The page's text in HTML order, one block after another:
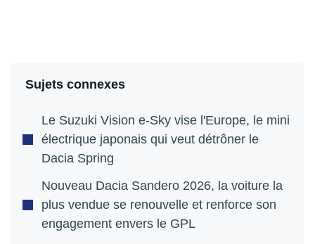
Sujets connexes
Le Suzuki Vision e-Sky vise l'Europe, le mini
électrique japonais qui veut détrôner le
Dacia Spring
Nouveau Dacia Sandero 2026, la voiture la
plus vendue se renouvelle et renforce son
engagement envers le GPL